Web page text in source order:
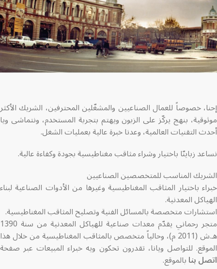
إحنا، خصوصاً للعمال الصناعيين والمشغّلين المحترفين، الشريك الأكثر
موثوقية، بنهج يركّز على الزبون ويهتم بتجربة المستخدم، ونتماشى ويا
أحدث التقنيات العالمية، وعدنا خبرة عالية بعمليات الشغل.
نساعد زباينّا باختيار وشراء مثاقب مغناطيسية بجودة وكفاءة عالية.
الشريك المناسب للمتخصصين الصناعيين
خبراء باختيار المثاقب المغناطيسية وغيرها من الأدوات الصناعية لبناء
الهياكل المعدنية.
استشارات متخصصة بالمسائل الفنية وتصليح المثاقب المغناطيسية.
متجر رحماني يقدّم معدات صناعية للهياكل المعدنية من سنة 1390
هـ.ش (2011 م)، وحالياً متخصص بالمثاقب المغناطيسية من خلال هذا
الموقع. للتواصل ويانا، تقدرون تحكون ويه خبراء المبيعات عبر صفحة
اتصل بنابالموقع.